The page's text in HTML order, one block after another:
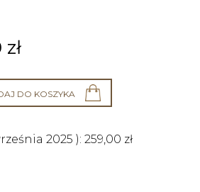
zł
DO KOSZYKA
2025 ): 259,00 zł